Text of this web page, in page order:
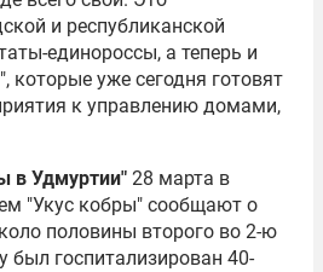
и республиканской
единороссы, а теперь и
которые уже сегодня готовят
к управлению домами,
в Удмуртии" 28 марта в
"Укус кобры" сообщают о
половины второго во 2-ю
был госпитализирован 40-